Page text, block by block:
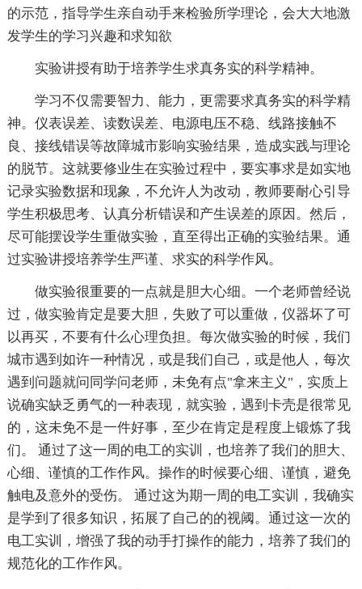
的示范，指导学生亲自动手来检验所学理论，会大大地激
发学生的学习兴趣和求知欲
实验讲授有助于培养学生求真务实的科学精神。
学习不仅需要智力、能力，更需要求真务实的科学精
神。仪表误差、读数误差、电源电压不稳、线路接触不
良、接线错误等故障城市影响实验结果，造成实践与理论
的脱节。这就要修业生在实验过程中，要实事求是如实地
记录实验数据和现象，不允许人为改动，教师要耐心引导
学生积极思考、认真分析错误和产生误差的原因。然后，
尽可能摆设学生重做实验，直至得出正确的实验结果。通
过实验讲授培养学生严谨、求实的科学作风。
做实验很重要的一点就是胆大心细。一个老师曾经说
过，做实验肯定是要大胆，失败了可以重做，仪器坏了可
以再买，不要有什么心理负担。每次做实验的时候，我们
城市遇到如许一种情况，或是我们自己，或是他人，每次
遇到问题就问同学问老师，未免有点"拿来主义"，实质上
说确实缺乏勇气的一种表现，就实验，遇到卡壳是很常见
的，这未免不是一件好事，至少在肯定是程度上锻炼了我
们。 通过了这一周的电工的实训，也培养了我们的胆大、
心细、谨慎的工作作风。操作的时候要心细、谨慎，避免
触电及意外的受伤。 通过这为期一周的电工实训，我确实
是学到了很多知识，拓展了自己的的视阈。通过这一次的
电工实训，增强了我的动手打操作的能力，培养了我们的
规范化的工作作风。